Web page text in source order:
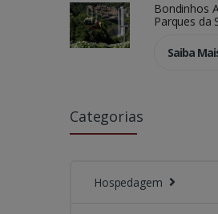
Bondinhos
Parques da
Saiba
Categorias
Hospedagem